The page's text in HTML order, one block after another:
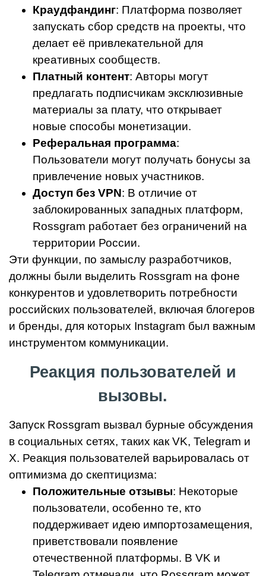
Краудфандинг: Платформа позволяет
запускать сбор средств на проекты, что
делает её привлекательной для
креативных сообществ.
Платный контент: Авторы могут
предлагать подписчикам эксклюзивные
материалы за плату, что открывает
новые способы монетизации.
Реферальная программа:
Пользователи могут получать бонусы за
привлечение новых участников.
Доступ без VPN: В отличие от
заблокированных западных платформ,
Rossgram работает без ограничений на
территории России.
Эти функции, по замыслу разработчиков,
должны были выделить Rossgram на фоне
конкурентов и удовлетворить потребности
российских пользователей, включая блогеров
и бренды, для которых Instagram был важным
инструментом коммуникации.
Реакция пользователей и
вызовы.
Запуск Rossgram вызвал бурные обсуждения
в социальных сетях, таких как VK, Telegram и
X. Реакция пользователей варьировалась от
оптимизма до скептицизма:
Положительные отзывы: Некоторые
пользователи, особенно те, кто
поддерживает идею импортозамещения,
приветствовали появление
отечественной платформы. В VK и